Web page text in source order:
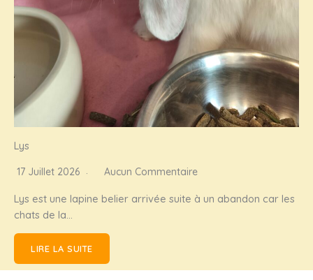
Lys
17 Juillet 2026 Aucun Commentaire
Lys est une lapine belier arrivée suite à un abandon car les
chats de la…
LIRE LA SUITE